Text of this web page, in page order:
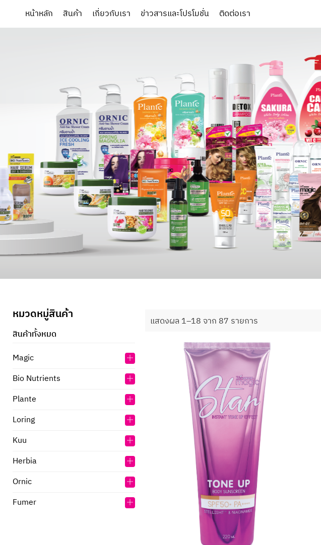
หน้าหลัก สินค้า เกี่ยวกับเรา ข่าวสารและโปรโมชั่น ติดต่อเรา
หมวดหมู่สินค้า
สินค้าทั้งหมด
Magic
Bio Nutrients
Plante
Loring
Kuu
Herbia
Ornic
Fumer
แสดงผล 1–18 จาก 87 รายการ